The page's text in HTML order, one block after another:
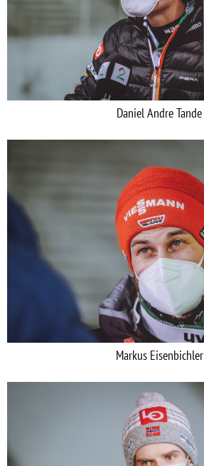
Daniel Andre Tande
Markus Eisenbichler